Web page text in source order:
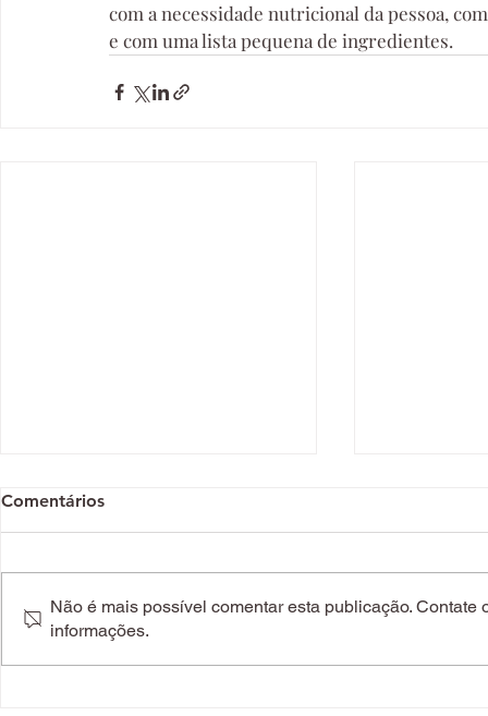
com a necessidade nutricional da pessoa,
e com uma lista pequena de ingredientes.
Quantas peças de fruta
Mitos e
Comentários
Não é mais possível comentar esta publicação. Contate
informações.